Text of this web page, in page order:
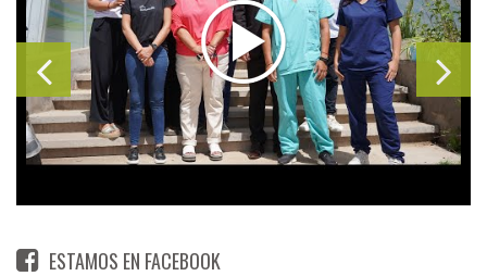
ESTAMOS EN FACEBOOK